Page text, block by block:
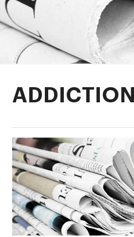
ADDICTION